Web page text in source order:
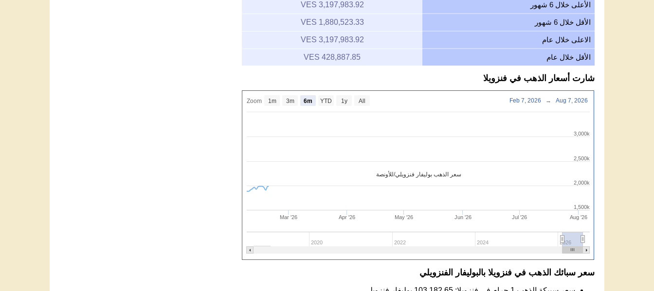
الأعلى خلال 6 شهور 3,197,983.92 VES
الأقل خلال 6 شهور 1,880,523.33 VES
الاعلى خلال عام 3,197,983.92 VES
الأقل خلال عام 428,887.85 VES
شارت أسعار الذهب في فنزويلا
سعر الذهب بوليفار فنزويلي/للأونصة
Mar '26 Apr '26 May '26 Jun '26 Jul '26 Aug '26
2020 2022 2024 2026
2,000k
2,500k
3,000k
1,500k
Zoom 1m 3m 6m YTD 1y All Feb 7, 2026 → Aug 7, 2026
سعر سبائك الذهب في فنزويلا بالبوليفار الفنزويلي